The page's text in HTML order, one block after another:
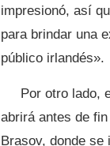
impresionó, así
para brindar una
público irlandés».
Por otro lado,
abrirá antes de
Brasov, donde se